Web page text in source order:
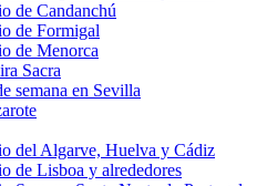
de Candanchú
de Formigal
de Menorca
Sacra
semana en Sevilla
del Algarve, Huelva y Cádiz
de Lisboa y alrededores